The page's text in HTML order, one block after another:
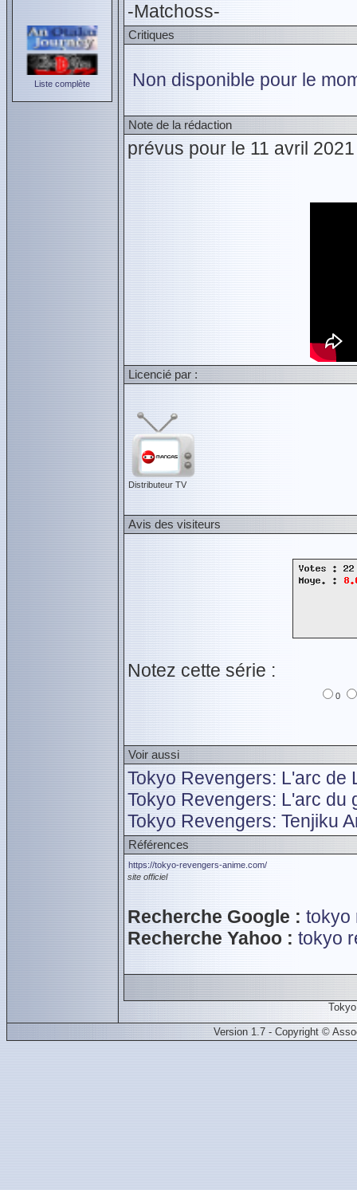
Liste complète
-Matchoss-
Critiques
Non disponible pour le
Note de la rédaction
prévus pour le 11 avril
Licencié par :
Distributeur TV
Avis des visiteurs
Notez cette série :
0
Voir aussi
Tokyo Revengers: L'arc de
Tokyo Revengers: L'arc du
Tokyo Revengers: Tenjiku
Références
https://tokyo-revengers-anime.com/
site officiel
Recherche Google : tokyo
Recherche Yahoo : tokyo
Version 1.7 - Copyright ©